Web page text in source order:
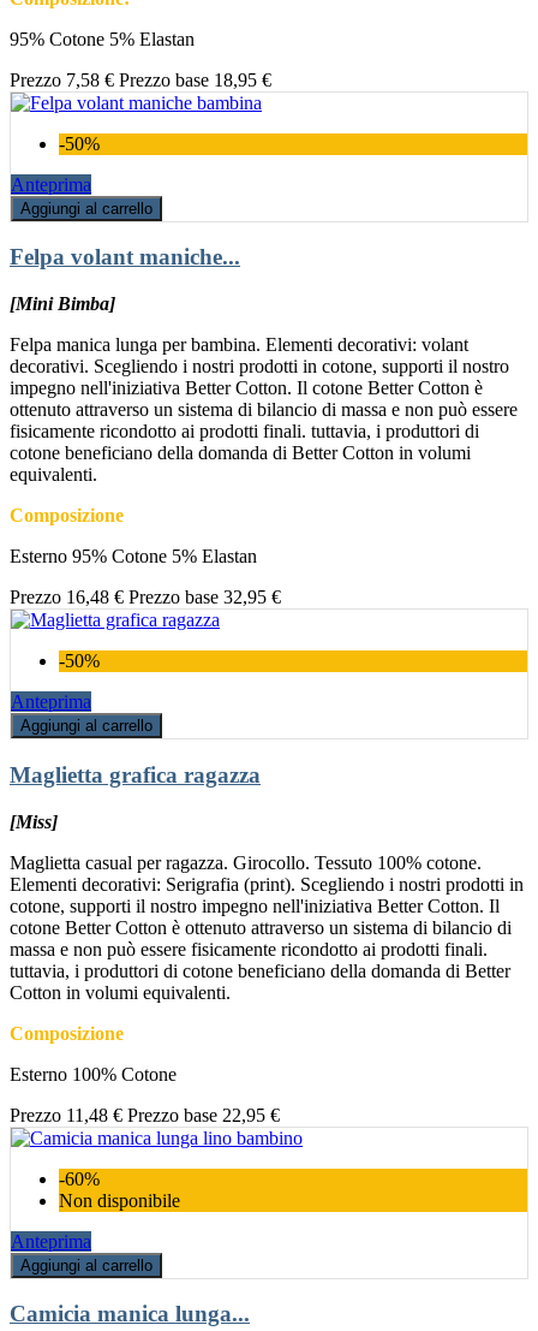
95% Cotone 5% Elastan
Prezzo 7,58 € Prezzo base 18,95 €
-50%
Anteprima
Aggiungi al carrello
Felpa volant maniche...
[Mini Bimba]
Felpa manica lunga per bambina. Elementi decorativi: volant
decorativi. Scegliendo i nostri prodotti in cotone, supporti il nostro
impegno nell'iniziativa Better Cotton. Il cotone Better Cotton è
ottenuto attraverso un sistema di bilancio di massa e non può essere
fisicamente ricondotto ai prodotti finali. tuttavia, i produttori di
cotone beneficiano della domanda di Better Cotton in volumi
equivalenti.
Composizione
Esterno 95% Cotone 5% Elastan
Prezzo 16,48 € Prezzo base 32,95 €
-50%
Anteprima
Aggiungi al carrello
Maglietta grafica ragazza
[Miss]
Maglietta casual per ragazza. Girocollo. Tessuto 100% cotone.
Elementi decorativi: Serigrafia (print). Scegliendo i nostri prodotti in
cotone, supporti il nostro impegno nell'iniziativa Better Cotton. Il
cotone Better Cotton è ottenuto attraverso un sistema di bilancio di
massa e non può essere fisicamente ricondotto ai prodotti finali.
tuttavia, i produttori di cotone beneficiano della domanda di Better
Cotton in volumi equivalenti.
Composizione
Esterno 100% Cotone
Prezzo 11,48 € Prezzo base 22,95 €
-60%
Non disponibile
Anteprima
Aggiungi al carrello
Camicia manica lunga...